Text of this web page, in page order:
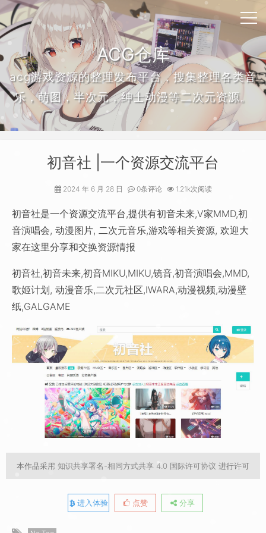
ACG仓库
acg游戏资源的整理发布平台，搜集整理各类音
乐，萌图，半次元，绅士动漫等二次元资源。
初音社 |一个资源交流平台
2024 年 6 月 28 日 0条评论 1.21k次阅读
初音社是一个资源交流平台,提供有初音未来,V家MMD,初
音演唱会, 动漫图片, 二次元音乐,游戏等相关资源, 欢迎大
家在这里分享和交换资源情报
初音社,初音未来,初音MIKU,MIKU,镜音,初音演唱会,MMD,
歌姬计划, 动漫音乐,二次元社区,IWARA,动漫视频,动漫壁
纸,GALGAME
本作品采用 知识共享署名-相同方式共享 4.0 国际许可协议 进行许可
进入体验 点赞 分享